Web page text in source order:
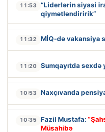
11:53
“Liderlərin siyasi
qiymətləndiririk”
11:32 MİQ-də vakansiya
11:20 Sumqayıtda sexdə
10:53 Naxçıvanda
10:35 Fazil Mustafa:
Müsahibə